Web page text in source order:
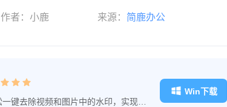
作者：小鹿 来源： 简鹿办公
键去除视频和图片中的水印，实现快
Win下载